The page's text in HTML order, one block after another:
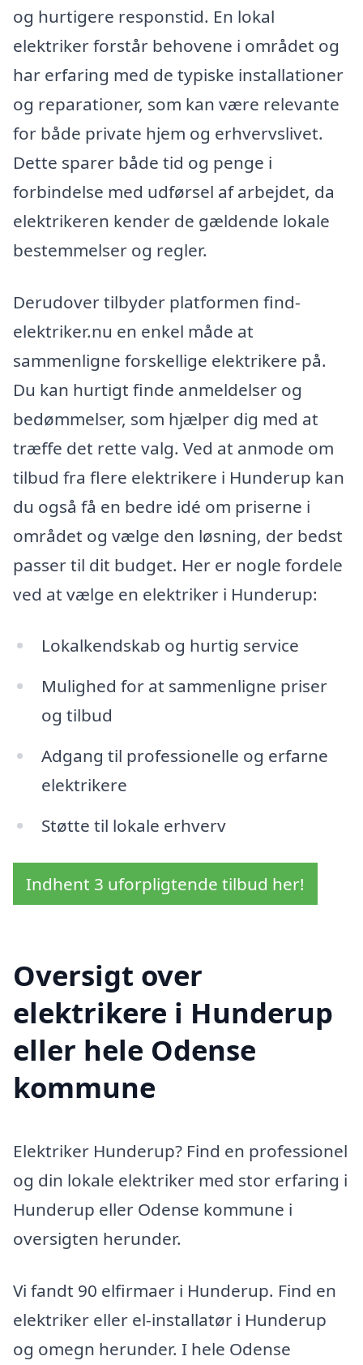
og hurtigere responstid. En lokal
elektriker forstår behovene i området og
har erfaring med de typiske installationer
og reparationer, som kan være relevante
for både private hjem og erhvervslivet.
Dette sparer både tid og penge i
forbindelse med udførsel af arbejdet, da
elektrikeren kender de gældende lokale
bestemmelser og regler.
Derudover tilbyder platformen find-
elektriker.nu en enkel måde at
sammenligne forskellige elektrikere på.
Du kan hurtigt finde anmeldelser og
bedømmelser, som hjælper dig med at
træffe det rette valg. Ved at anmode om
tilbud fra flere elektrikere i Hunderup kan
du også få en bedre idé om priserne i
området og vælge den løsning, der bedst
passer til dit budget. Her er nogle fordele
ved at vælge en elektriker i Hunderup:
Lokalkendskab og hurtig service
Mulighed for at sammenligne priser
og tilbud
Adgang til professionelle og erfarne
elektrikere
Støtte til lokale erhverv
Indhent 3 uforpligtende tilbud her!
Oversigt over
elektrikere i Hunderup
eller hele Odense
kommune
Elektriker Hunderup? Find en professionel
og din lokale elektriker med stor erfaring i
Hunderup eller Odense kommune i
oversigten herunder.
Vi fandt 90 elfirmaer i Hunderup. Find en
elektriker eller el-installatør i Hunderup
og omegn herunder. I hele Odense